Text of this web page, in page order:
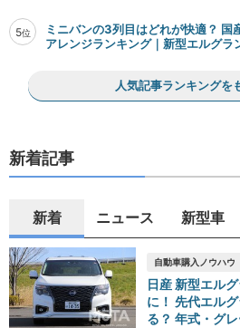
5位
ミニバンの3列目はどれが快適？ 国
アレンジランキング｜新型エルグラ
人気記事ランキングを
新着記事
新着 ニュース 新型車
自動車購入ノウハウ
日産 新型エル
に！ 先代エル
る？ 年式・グ